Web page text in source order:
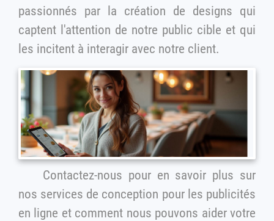
passionnés par la création de designs qui
captent l'attention de notre public cible et qui
les incitent à interagir avec notre client.
Contactez-nous pour en savoir plus sur
nos services de conception pour les publicités
en ligne et comment nous pouvons aider votre